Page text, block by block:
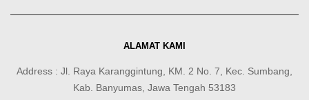
ALAMAT KAMI
Address : Jl. Raya Karanggintung, KM. 2 No. 7, Kec. Sumbang,
Kab. Banyumas, Jawa Tengah 53183